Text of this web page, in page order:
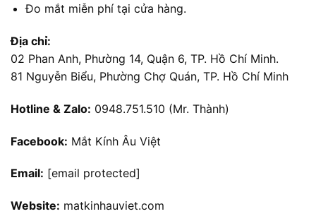
Đo mắt miễn phí tại cửa hàng.
Địa chỉ:
02 Phan Anh, Phường 14, Quận 6, TP. Hồ Chí Minh.
81 Nguyễn Biểu, Phường Chợ Quán, TP. Hồ Chí Minh
Hotline & Zalo: 0948.751.510 (Mr. Thành)
Facebook: Mắt Kính Âu Việt
Email: [email protected]
Website: matkinhauviet.com